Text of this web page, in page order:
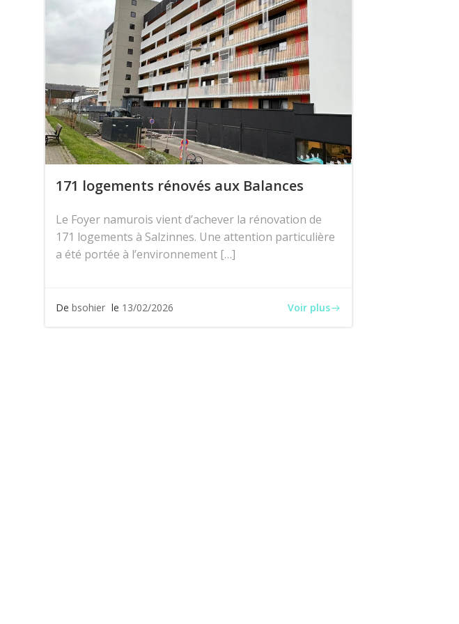
171 logements rénovés aux Balances
Le Foyer namurois vient d’achever la rénovation de
171 logements à Salzinnes. Une attention particulière
a été portée à l’environnement […]
De bsohier le 13/02/2026 Voir plus